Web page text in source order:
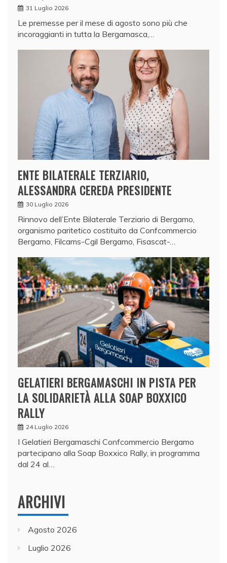
31 Luglio 2026
Le premesse per il mese di agosto sono più che
incoraggianti in tutta la Bergamasca,…
ENTE BILATERALE TERZIARIO,
ALESSANDRA CEREDA PRESIDENTE
30 Luglio 2026
Rinnovo dell’Ente Bilaterale Terziario di Bergamo,
organismo paritetico costituito da Confcommercio
Bergamo, Filcams-Cgil Bergamo, Fisascat-…
GELATIERI BERGAMASCHI IN PISTA PER
LA SOLIDARIETÀ ALLA SOAP BOXXICO
RALLY
24 Luglio 2026
I Gelatieri Bergamaschi Confcommercio Bergamo
partecipano alla Soap Boxxico Rally, in programma
dal 24 al…
ARCHIVI
Agosto 2026
Luglio 2026